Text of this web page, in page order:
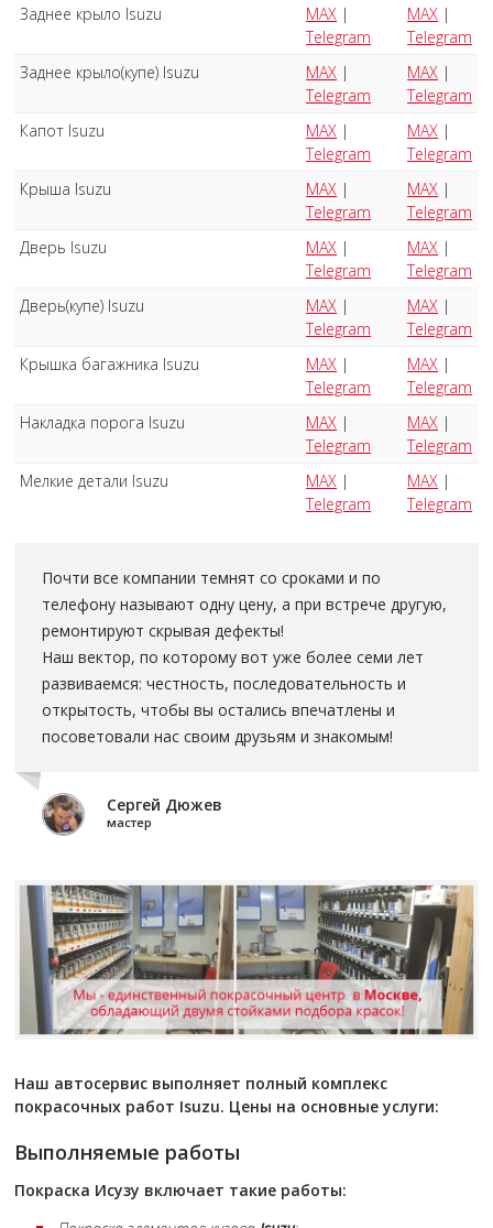
Заднее крыло Isuzu
MAX |
Telegram
MAX |
Telegram
Заднее крыло(купе) Isuzu
MAX |
Telegram
MAX |
Telegram
Капот Isuzu
MAX |
Telegram
MAX |
Telegram
Крыша Isuzu
MAX |
Telegram
MAX |
Telegram
Дверь Isuzu
MAX |
Telegram
MAX |
Telegram
Дверь(купе) Isuzu
MAX |
Telegram
MAX |
Telegram
Крышка багажника Isuzu
MAX |
Telegram
MAX |
Telegram
Накладка порога Isuzu
MAX |
Telegram
MAX |
Telegram
Мелкие детали Isuzu
MAX |
Telegram
MAX |
Telegram
Почти все компании темнят со сроками и по
телефону называют одну цену, а при встрече другую,
ремонтируют скрывая дефекты!
Наш вектор, по которому вот уже более семи лет
развиваемся: честность, последовательность и
открытость, чтобы вы остались впечатлены и
посоветовали нас своим друзьям и знакомым!
Сергей Дюжев
мастер
Наш автосервис выполняет полный комплекс
покрасочных работ Isuzu. Цены на основные услуги:
Выполняемые работы
Покраска Исузу включает такие работы: